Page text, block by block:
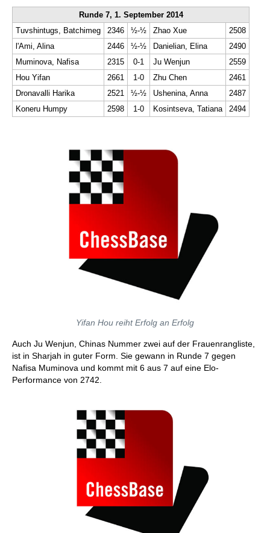
Runde 7, 1. September 2014
Tuvshintugs, Batchimeg
2346 ½-½ Zhao Xue
2508
l'Ami, Alina
2446 ½-½ Danielian, Elina
2490
Muminova, Nafisa
2315 0-1 Ju Wenjun
2559
Hou Yifan
2661 1-0 Zhu Chen
2461
Dronavalli Harika
2521 ½-½ Ushenina, Anna
2487
Koneru Humpy
2598 1-0 Kosintseva, Tatiana 2494
Yifan Hou reiht Erfolg an Erfolg
Auch Ju Wenjun, Chinas Nummer zwei auf der Frauenrangliste,
ist in Sharjah in guter Form. Sie gewann in Runde 7 gegen
Nafisa Muminova und kommt mit 6 aus 7 auf eine Elo-
Performance von 2742.